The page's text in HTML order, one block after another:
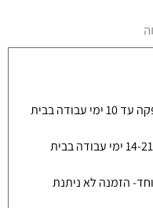
* ארונות אמבטיה בייבוא ממלאי- אספקה עד 10 ימי עבודה בבית
* ארונות אמבטיה בייצור- אספקה עד 14-21 ימי עבודה בבית
הזמנה לא ניתנת